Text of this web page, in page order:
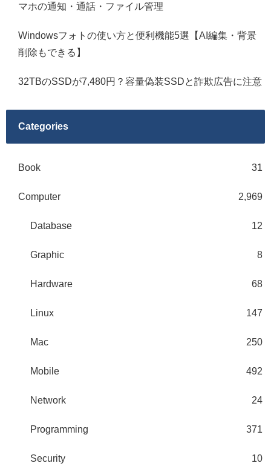
マホの通知・通話・ファイル管理
Windowsフォトの使い方と便利機能5選【AI編集・背景
削除もできる】
32TBのSSDが7,480円？容量偽装SSDと詐欺広告に注意
Categories
Book 31
Computer 2,969
Database 12
Graphic 8
Hardware 68
Linux 147
Mac 250
Mobile 492
Network 24
Programming 371
Security 10